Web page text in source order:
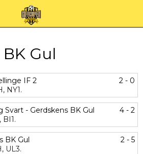
Gul
IF 2
2 - 0
NY1.
- Gerdskens BK Gul
4 - 2
BI1.
BK Gul
2 - 5
UL3.